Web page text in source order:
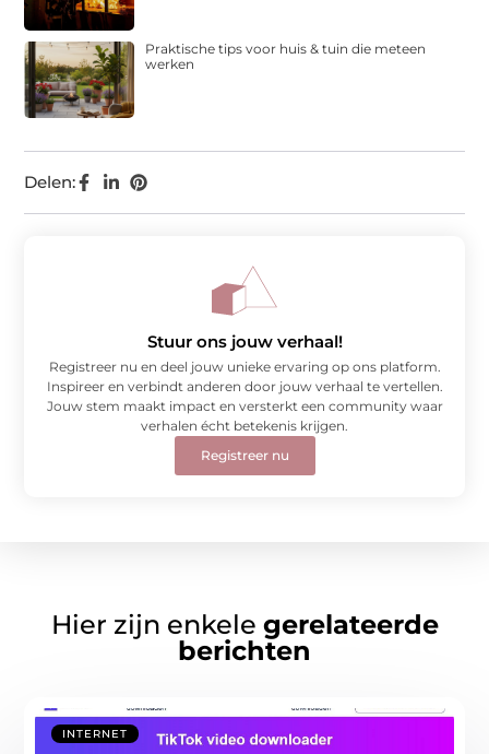
Delen:
Praktische tips voor huis & tuin die meteen
werken
Stuur ons jouw verhaal!
Registreer nu en deel jouw unieke ervaring op ons platform.
Inspireer en verbindt anderen door jouw verhaal te vertellen.
Jouw stem maakt impact en versterkt een community waar
verhalen écht betekenis krijgen.
Registreer nu
Hier zijn enkele gerelateerde
berichten
INTERNET